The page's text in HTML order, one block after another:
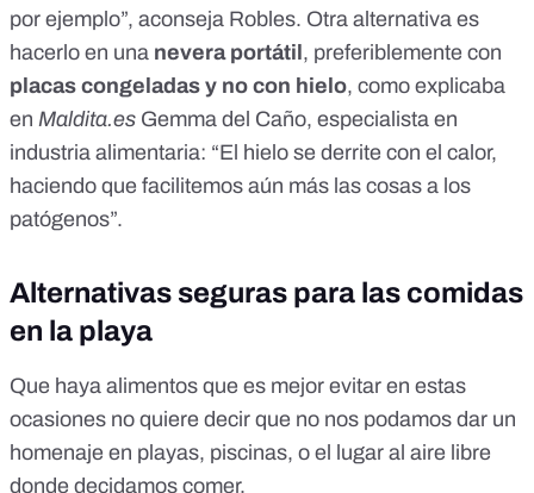
por ejemplo”, aconseja Robles. Otra alternativa es
hacerlo en una nevera portátil , preferiblemente con
placas congeladas y no con hielo, como explicaba
en Maldita.es Gemma del Caño, especialista en
industria alimentaria: “El hielo se derrite con el calor,
haciendo que facilitemos aún más las cosas a los
patógenos”.
Alternativas seguras para las comidas
en la playa
Que haya alimentos que es mejor evitar en estas
ocasiones no quiere decir que no nos podamos dar un
homenaje en playas, piscinas, o el lugar al aire libre
donde decidamos comer.